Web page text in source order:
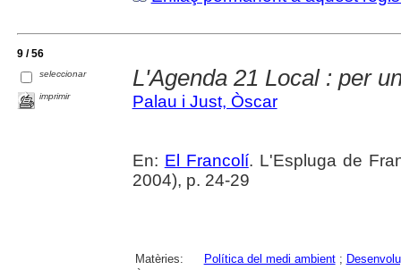
9 / 56
seleccionar
imprimir
L'Agenda 21 Local : per
Palau i Just, Òscar
En: El Francolí. L'Espluga de
2004), p. 24-29
Matèries: Política del medi ambient;